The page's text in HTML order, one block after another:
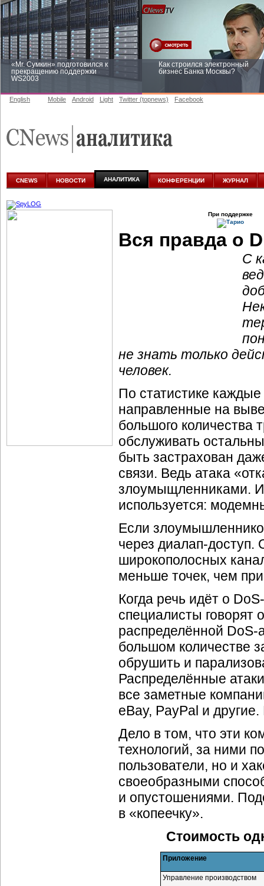
«Mr. Сумкин» подготовился к
прекращению поддержки
WS2003
Как строился электронный
бизнес Банка Москвы?
аналитике
English Mobile Android Light Twitter (topnews) Facebook
CNEWS НОВОСТИ АНАЛИТИКА КОНФЕРЕНЦИИ ЖУРНАЛ
При поддержке
Вся правда о
С
не знать только
человек.
По статистике
направленные на
большого количества
обслуживать
быть застрахован
связи. Ведь атака
злоумыщленниками. И
используется:
Если
через диалап-доступ.
широкополосных
меньше точек, чем
Когда речь идёт о
специалисты говорят
распределённой DoS-
большом количестве
обрушить и
Распределённые
все заметные
eBay, PayPal и
Дело в том, что эти
технологий, за ними
пользователи, но и
своеобразными
и опустошениями.
в «копеечку».
Стоимость
Приложение
Управление производством